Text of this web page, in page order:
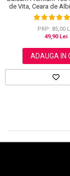
de Vita, Ceara de
Efect
PRP: 85,00
49,90 Lei
ADAUGA IN